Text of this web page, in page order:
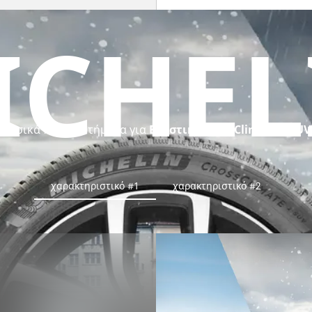
Βασικά πλεονεκτήματα γιαΕλαστικό CrossClimate 2 SUV
χαρακτηριστικό #1 χαρακτηριστικό #2